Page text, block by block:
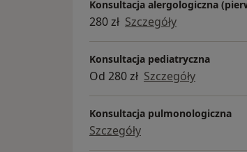
Konsultacja alergologiczna
280 zł Szczegóły
Konsultacja pediatryczna
Od 280 zł Szczegóły
Konsultacja pulmonologiczna
Szczegóły